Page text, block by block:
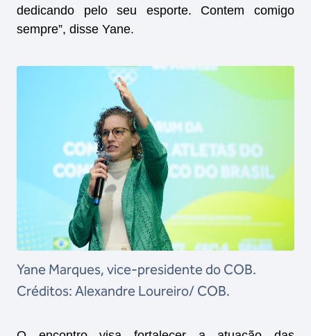
dedicando pelo seu esporte. Contem comigo
sempre”, disse Yane.
Yane Marques, vice-presidente do COB.
Créditos: Alexandre Loureiro/ COB.